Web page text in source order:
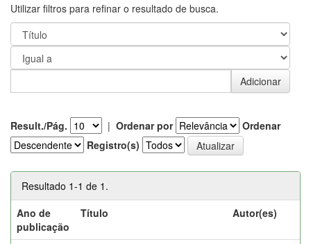
Utilizar filtros para refinar o resultado de busca.
Result./Pág. | Ordenar por
Ordenar
Registro(s)
Resultado 1-1 de 1.
Ano de
publicação
Título Autor(es)